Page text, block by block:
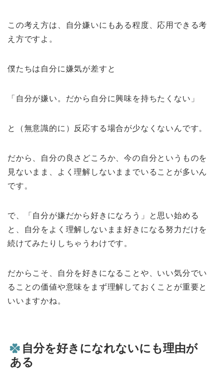
この考え方は、自分嫌いにもある程度、応用できる考
え方ですよ。
僕たちは自分に嫌気が差すと
「自分が嫌い。だから自分に興味を持ちたくない」
と（無意識的に）反応する場合が少なくないんです。
だから、自分の良さどころか、今の自分というものを
見ないまま、よく理解しないままでいることが多いん
です。
で、「自分が嫌だから好きになろう」と思い始める
と、自分をよく理解しないまま好きになる努力だけを
続けてみたりしちゃうわけです。
だからこそ、自分を好きになることや、いい気分でい
ることの価値や意味をまず理解しておくことが重要と
いいますかね。
自分を好きになれないにも理由が
ある